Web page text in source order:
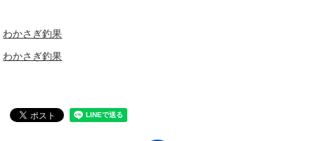
わかさぎ釣果
わかさぎ釣果